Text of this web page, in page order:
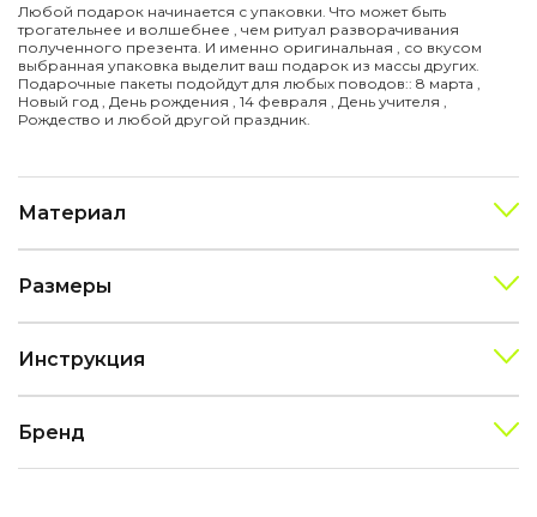
Любой подарок начинается с упаковки. Что может быть
трогательнее и волшебнее , чем ритуал разворачивания
полученного презента. И именно оригинальная , со вкусом
выбранная упаковка выделит ваш подарок из массы других.
Подарочные пакеты подойдут для любых поводов:: 8 марта ,
Новый год , День рождения , 14 февраля , День учителя ,
Рождество и любой другой праздник.
Материал
Размеры
Инструкция
Бренд